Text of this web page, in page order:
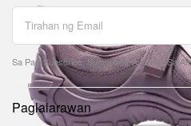
Sa Pag-Subscribe, Sumasang-Ayon Ka Sa
Paglalarawan